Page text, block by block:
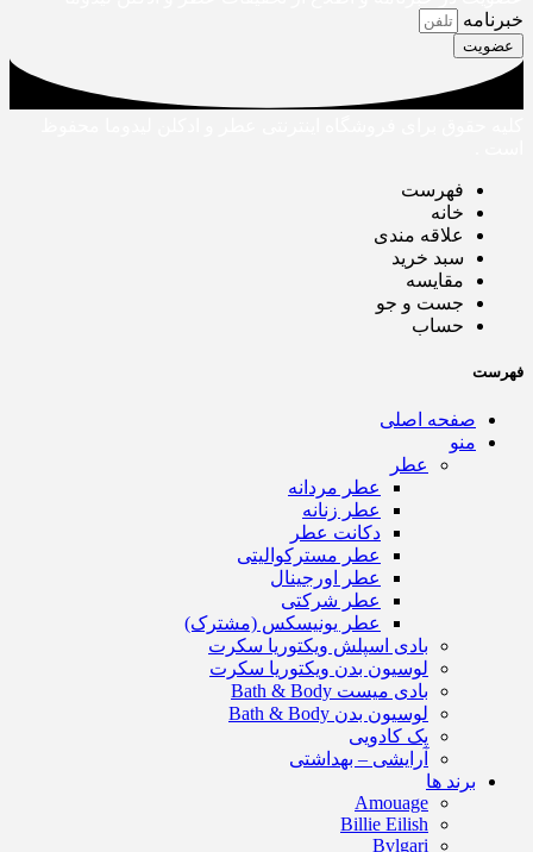
خبرنامه
عضویت
فهرست
خانه
علاقه مندی
سبد خرید
مقایسه
جست و جو
حساب
فهرست
صفحه اصلی
منو
عطر
عطر مردانه
عطر زنانه
دکانت عطر
عطر مسترکوالیتی
عطر اورجینال
عطر شرکتی
عطر یونیسکس (مشترک)
بادی اسپلش ویکتوریا سکرت
لوسیون بدن ویکتوریا سکرت
بادی میست Bath & Body
لوسیون بدن Bath & Body
پک کادویی
آرایشی – بهداشتی
برند ها
Amouage
Billie Eilish
Bvlgari